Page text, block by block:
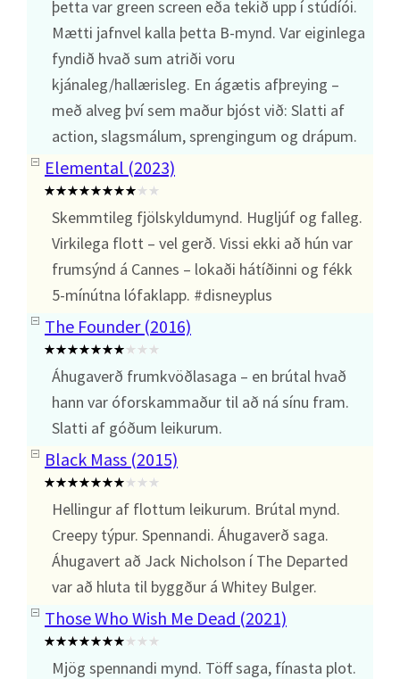
þetta var green screen eða tekið upp í stúdíói.
Mætti jafnvel kalla þetta B-mynd. Var eiginlega
fyndið hvað sum atriði voru
kjánaleg/hallærisleg. En ágætis afþreying –
með alveg því sem maður bjóst við: Slatti af
action, slagsmálum, sprengingum og drápum.
Elemental (2023)
Skemmtileg fjölskyldumynd. Hugljúf og falleg.
Virkilega flott – vel gerð. Vissi ekki að hún var
frumsýnd á Cannes – lokaði hátíðinni og fékk
5-mínútna lófaklapp. #disneyplus
The Founder (2016)
Áhugaverð frumkvöðlasaga – en brútal hvað
hann var óforskammaður til að ná sínu fram.
Slatti af góðum leikurum.
Black Mass (2015)
Hellingur af flottum leikurum. Brútal mynd.
Creepy týpur. Spennandi. Áhugaverð saga.
Áhugavert að Jack Nicholson í The Departed
var að hluta til byggður á Whitey Bulger.
Those Who Wish Me Dead (2021)
Mjög spennandi mynd. Töff saga, fínasta plot.